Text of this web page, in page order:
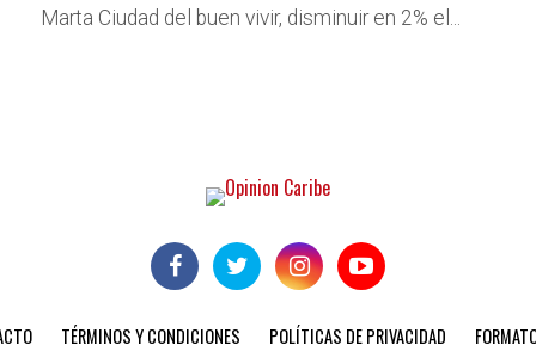
Marta Ciudad del buen vivir, disminuir en 2% el...
TÉRMINOS Y CONDICIONES POLÍTICAS DE PRIVACIDAD